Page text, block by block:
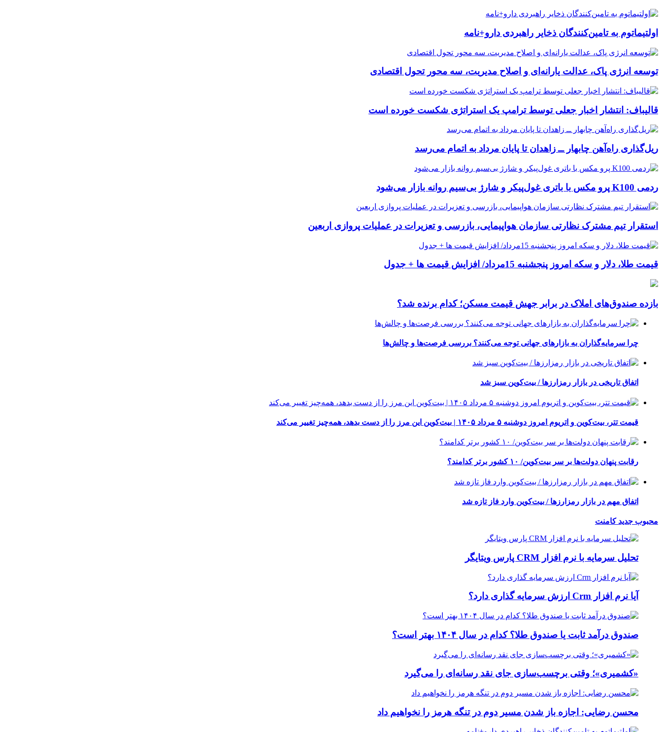
اولتیماتوم به تامین‌کنندگان ذخایر راهبردی دارو+نامه
توسعه انرژی پاک، عدالت یارانه‌ای و اصلاح مدیریت، سه محور تحول اقتصادی
قالیباف: انتشار اخبار جعلی توسط ترامپ یک استراتژی شکست خورده است
ریل‌گذاری راه‌آهن چابهار ــ زاهدان تا پایان مرداد به اتمام می‌رسد
ردمی K100 پرو مکس با باتری غول‌پیکر و شارژ بی‌سیم روانه بازار می‌شود
استقرار تیم مشترک نظارتی سازمان هواپیمایی، بازرسی و تعزیرات در عملیات پروازی اربعین
قیمت طلا، دلار و سکه امروز پنجشنبه 15مرداد/ افزایش قیمت ها + جدول
بازده صندوق‌های املاک در برابر جهش قیمت مسکن؛ کدام برنده شد؟
چرا سرمایه‌گذاران به بازارهای جهانی توجه می‌کنند؟ بررسی فرصت‌ها و چالش‌ها
اتفاق تاریخی در بازار رمزارزها / بیت‌کوین سبز شد
قیمت تتر، بیت‌کوین و اتریوم امروز دوشنبه ۵ مرداد ۱۴۰۵ | بیت‌کوین این مرز را از دست بدهد، همه‌چیز تغییر می‌کند
رقابت پنهان دولت‌ها بر سر بیت‌کوین/ ۱۰ کشور برتر کدامند؟
اتفاق مهم در بازار رمزارزها / بیت‌کوین وارد فاز تازه شد
محبوب جدیدکامنت
تحلیل سرمایه با نرم افزار CRM پارس ویتایگر
آیا نرم افزار Crm ارزش سرمایه گذاری دارد؟
صندوق درآمد ثابت یا صندوق طلا؟ کدام در سال ۱۴۰۴ بهتر است؟
«کشمیری»؛ وقتی برچسب‌سازی جای نقد رسانه‌ای را می‌گیرد
محسن رضایی: اجازه باز شدن مسیر دوم در تنگه هرمز را نخواهیم داد